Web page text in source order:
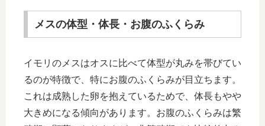
メスの体型・体長・お腹のふくらみ
イモリのメスはオスに比べて体型が丸みを帯びてい
るのが特徴で、特にお腹のふくらみが目立ちます。
これは成熟した卵を抱えているためで、体長もやや
大きめになる傾向があります。お腹のふくらみは繁